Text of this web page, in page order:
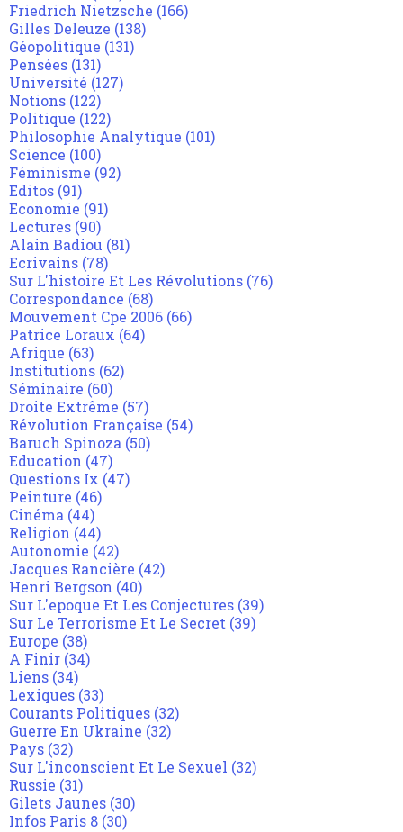
Friedrich Nietzsche (166)
Gilles Deleuze (138)
Géopolitique (131)
Pensées (131)
Université (127)
Notions (122)
Politique (122)
Philosophie Analytique (101)
Science (100)
Féminisme (92)
Editos (91)
Economie (91)
Lectures (90)
Alain Badiou (81)
Ecrivains (78)
Sur L'histoire Et Les Révolutions (76)
Correspondance (68)
Mouvement Cpe 2006 (66)
Patrice Loraux (64)
Afrique (63)
Institutions (62)
Séminaire (60)
Droite Extrême (57)
Révolution Française (54)
Baruch Spinoza (50)
Education (47)
Questions Ix (47)
Peinture (46)
Cinéma (44)
Religion (44)
Autonomie (42)
Jacques Rancière (42)
Henri Bergson (40)
Sur L'epoque Et Les Conjectures (39)
Sur Le Terrorisme Et Le Secret (39)
Europe (38)
A Finir (34)
Liens (34)
Lexiques (33)
Courants Politiques (32)
Guerre En Ukraine (32)
Pays (32)
Sur L'inconscient Et Le Sexuel (32)
Russie (31)
Gilets Jaunes (30)
Infos Paris 8 (30)